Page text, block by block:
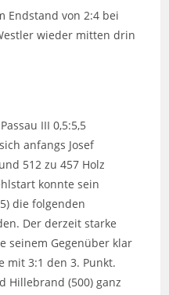
Endstand von 2:4 bei
wieder mitten drin
III 0,5:5,5
anfangs Josef
512 zu 457 Holz
konnte sein
die folgenden
Der derzeit starke
seinem Gegenüber klar
mit 3:1 den 3. Punkt.
Hillebrand (500) ganz